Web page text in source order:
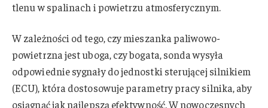
tlenu w spalinach i powietrzu atmosferycznym.
W zależności od tego, czy mieszanka paliwowo-
powietrzna jest uboga, czy bogata, sonda wysyła
odpowiednie sygnały do jednostki sterującej silnikiem
(ECU), która dostosowuje parametry pracy silnika, aby
osiągnąć jak najlepszą efektywność. W nowoczesnych